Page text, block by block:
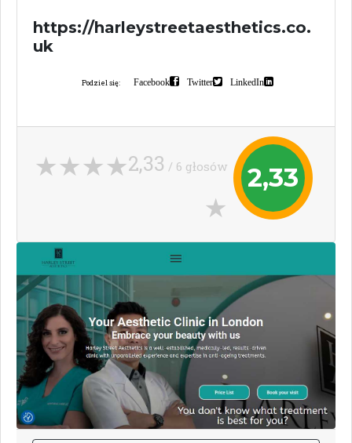
https://harleystreetaesthetics.co.
uk
Podziel się: Facebook Twitter LinkedIn
2,33
2,33 / 6 głosów